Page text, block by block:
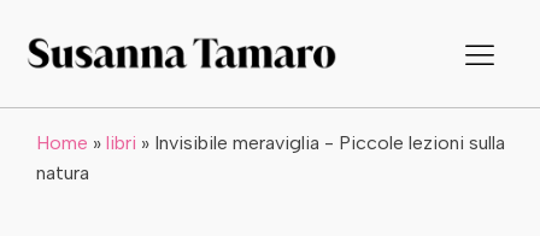
Home » libri » Invisibile meraviglia - Piccole lezioni sulla
natura